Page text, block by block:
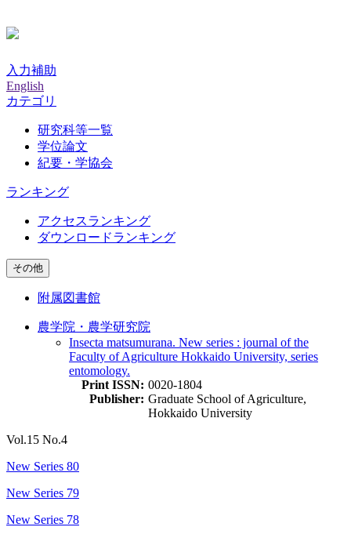
入力補助
English
カテゴリ
研究科等一覧
学位論文
紀要・学協会
ランキング
アクセスランキング
ダウンロードランキング
その他
附属図書館
農学院・農学研究院
Insecta matsumurana. New series : journal of the
Faculty of Agriculture Hokkaido University, series
entomology.
Print ISSN: 0020-1804
Publisher: Graduate School of Agriculture,
Hokkaido University
Vol.15 No.4
New Series 80
New Series 79
New Series 78